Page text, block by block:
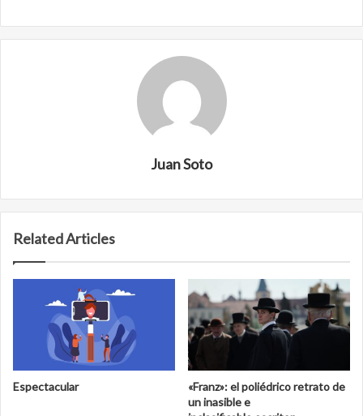
Juan Soto
Related Articles
Espectacular
«Franz»: el poliédrico retrato de
un inasible e